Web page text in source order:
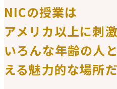
NICの授業は
アメリカ以上に刺
いろんな年齢の人
える魅力的な場所だ